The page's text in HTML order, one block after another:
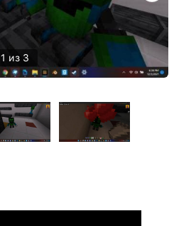
1 из 3